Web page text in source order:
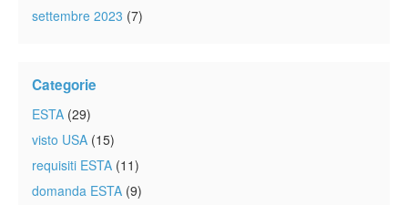
settembre 2023 (7)
Categorie
ESTA (29)
visto USA (15)
requisiti ESTA (11)
domanda ESTA (9)